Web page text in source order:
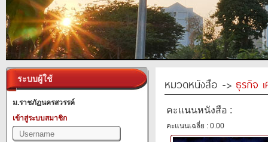
ระบบผู้ใช้
ม.ราชภัฏนครสวรรค์
เข้าสู่ระบบสมาชิก
หมวดหนังสือ -> ธุรกิจ
คะแนนหนังสือ :
คะแนนเฉลี่ย : 0.00